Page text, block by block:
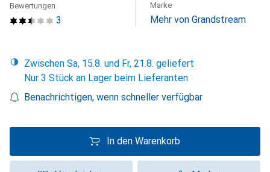
3
Bewertungen Marke
Mehr von Grandstream
Zwischen Sa, 15.8. und Fr, 21.8. geliefert
Nur 3 Stück an Lager beim Lieferanten
Benachrichtigen, wenn schneller verfügbar
In den Warenkorb